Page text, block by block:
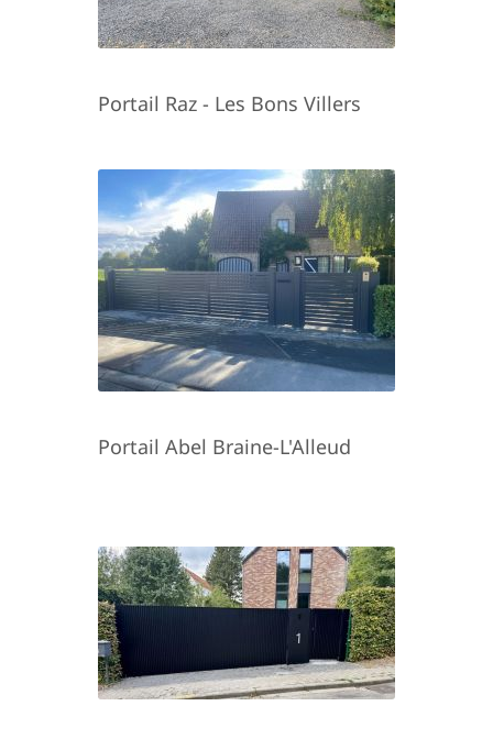
Portail Raz - Les Bons Villers
Portail Abel Braine-L'Alleud